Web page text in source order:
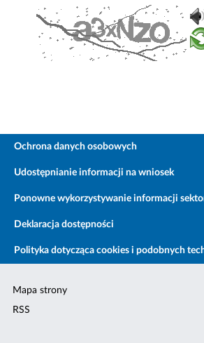
Ochrona danych osobowych
Udostępnianie informacji na wniosek
Ponowne wykorzystywanie informacji
Deklaracja dostępności
Polityka dotycząca cookies i podobnych
Mapa strony
RSS